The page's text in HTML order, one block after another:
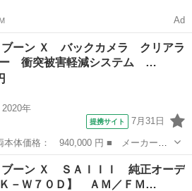
アマット ＩＳ
付）
Ad
ブーン Ｘ バックカメラ クリアラ
ー 衝突被害軽減システム …
2020年
提携サイト 7月31日
ブーン ■ グレード名： Ｘ バック
衝突被害軽減システム アルミホイー
ブーン Ｘ ＳＡＩＩＩ 純正オーデ
Ｋ－Ｗ７０Ｄ】 ＡＭ／ＦＭ…